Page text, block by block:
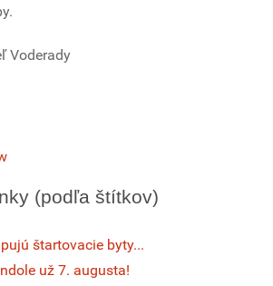
Voderady
(podľa štítkov)
štartovacie byty...
už 7. augusta!